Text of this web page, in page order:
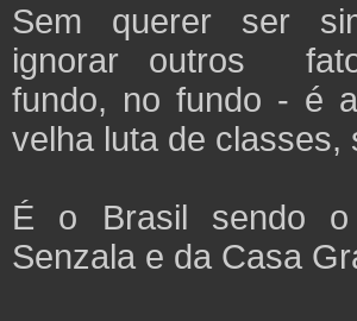
Sem querer ser
ignorar outros
fundo, no fundo - é
velha luta de classes,
É o Brasil sendo
Senzala e da Casa